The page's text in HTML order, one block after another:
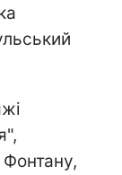
Фонтану,